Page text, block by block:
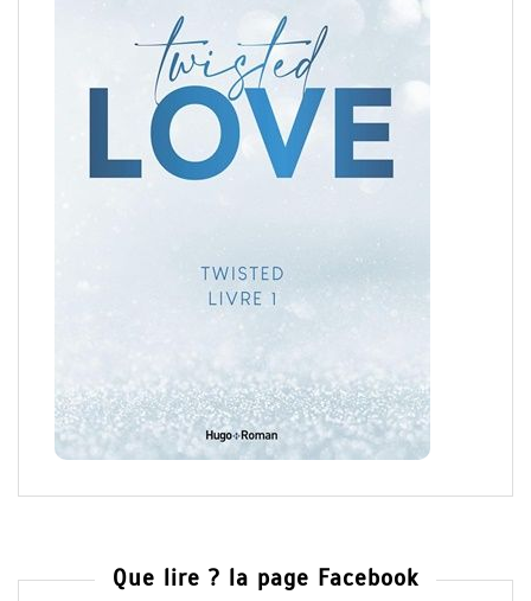
Que lire ? la page Facebook